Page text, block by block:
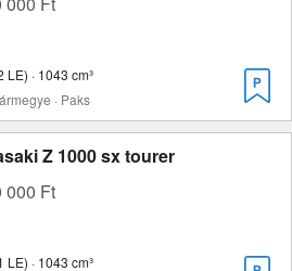
LE) · 1043 cm³
· Paks
Z 1000 sx tourer
000 Ft
LE) · 1043 cm³